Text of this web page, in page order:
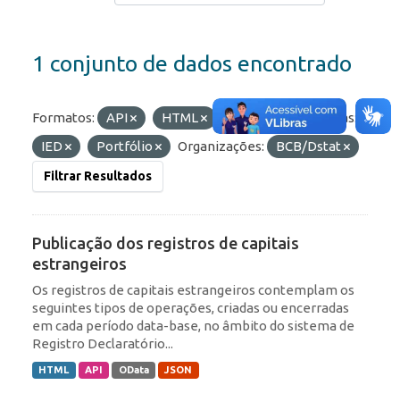
1 conjunto de dados encontrado
Formatos: API HTML OData
Etiquetas:
IED
Portfólio Organizações: BCB/Dstat
Filtrar Resultados
Publicação dos registros de capitais
estrangeiros
Os registros de capitais estrangeiros contemplam os
seguintes tipos de operações, criadas ou encerradas
em cada período data-base, no âmbito do sistema de
Registro Declaratório...
HTML API OData JSON